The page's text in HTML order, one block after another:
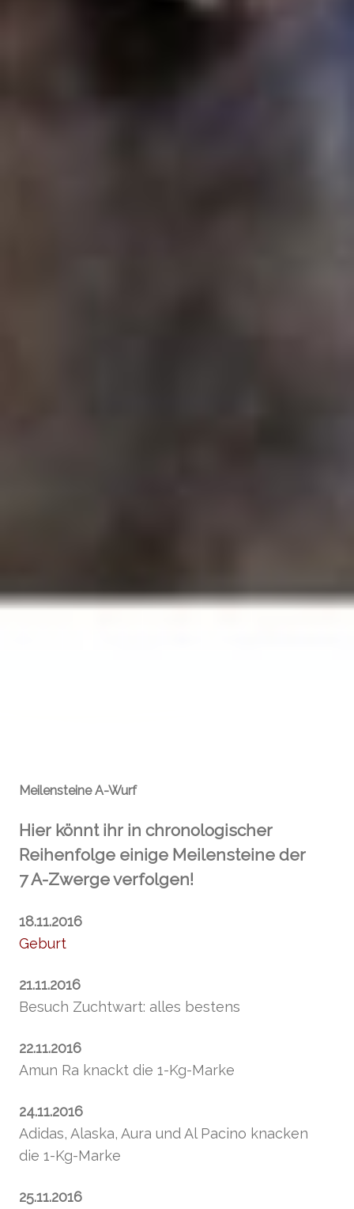
Meilensteine A-Wurf
Hier könnt ihr in chronologischer
Reihenfolge einige Meilensteine der
7 A-Zwerge verfolgen!
18.11.2016
Geburt
21.11.2016
Besuch Zuchtwart: alles bestens
22.11.2016
Amun Ra knackt die 1-Kg-Marke
24.11.2016
Adidas, Alaska, Aura und Al Pacino knacken
die 1-Kg-Marke
25.11.2016